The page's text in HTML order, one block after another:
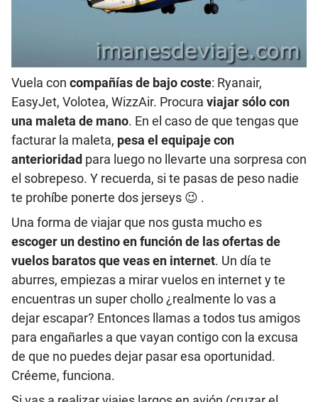
Vuela con compañías de bajo coste: Ryanair,
EasyJet, Volotea, WizzAir. Procura viajar sólo con
una maleta de mano. En el caso de que tengas que
facturar la maleta, pesa el equipaje con
anterioridad para luego no llevarte una sorpresa con
el sobrepeso. Y recuerda, si te pasas de peso nadie
te prohíbe ponerte dos jerseys 😉 .
Una forma de viajar que nos gusta mucho es
escoger un destino en función de las ofertas de
vuelos baratos que veas en internet. Un día te
aburres, empiezas a mirar vuelos en internet y te
encuentras un super chollo ¿realmente lo vas a
dejar escapar? Entonces llamas a todos tus amigos
para engañarles a que vayan contigo con la excusa
de que no puedes dejar pasar esa oportunidad.
Créeme, funciona.